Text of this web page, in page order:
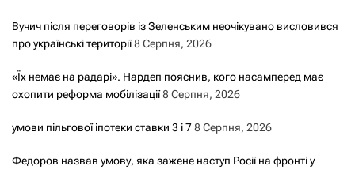
Вучич після переговорів із Зеленським неочікувано висловився
про українські території8 Серпня, 2026
«Їх немає на радарі». Нардеп пояснив, кого насамперед має
охопити реформа мобілізації8 Серпня, 2026
умови пільгової іпотеки ставки 3 і 78 Серпня, 2026
Федоров назвав умову, яка зажене наступ Росії на фронті у